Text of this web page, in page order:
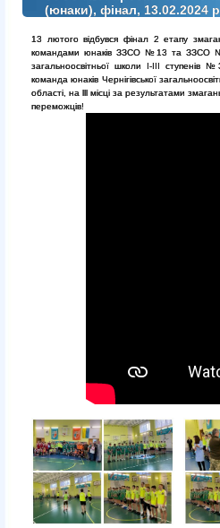
(юнаки), фінал, 13.02.2024
13 лютого відбувся фінал 2 етапу
командами юнаків ЗЗСО №13 та ЗЗСО
загальноосвітньої школи І-ІІІ ступенів
команда юнаків Чернігівської
області, на lll місці за результатами
переможців!